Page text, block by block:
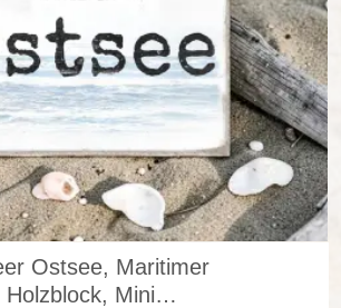
cm 10x10x2 cm
Ostsee, Maritimer
Holzblock, Mini…